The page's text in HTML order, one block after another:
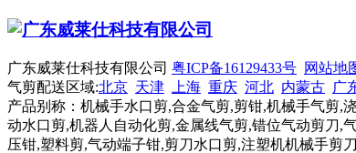
广东威莱仕科技有限公司 粤ICP备16129433号 网站地
气剪配送区域:北京 天津 上海 重庆 河北 内蒙古 广
产品别称：机械手水口剪,合金气剪,剪钳,机械手气剪,
动水口剪,机器人自动化剪,金属线气剪,错位气动剪刀,
压钳,塑料剪,气动端子钳,剪刀水口剪,注塑机机械手剪